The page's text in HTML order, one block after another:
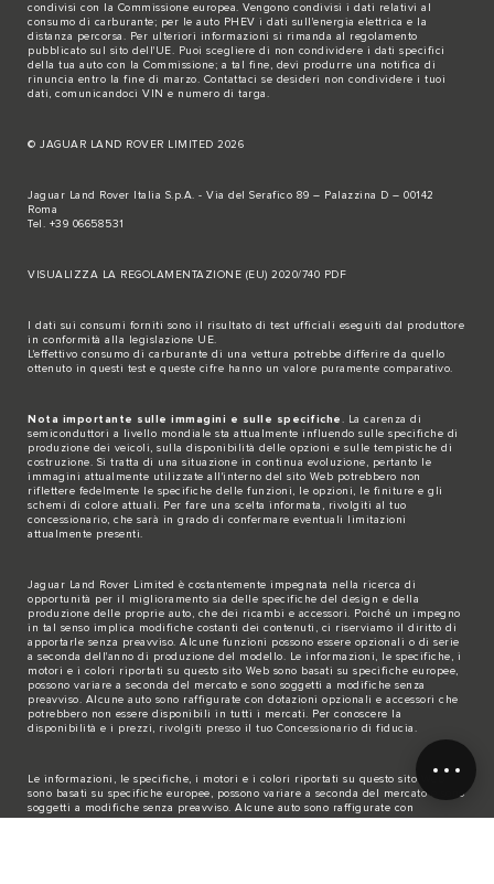
condivisi con la Commissione europea. Vengono condivisi i dati relativi al
consumo di carburante; per le auto PHEV i dati sull'energia elettrica e la
distanza percorsa. Per ulteriori informazioni si rimanda al regolamento
pubblicato sul sito dell'UE . Puoi scegliere di non condividere i dati specifici
della tua auto con la Commissione; a tal fine, devi produrre una notifica di
rinuncia entro la fine di marzo. Contattaci se desideri non condividere i tuoi
dati, comunicandoci VIN e numero di targa.
© JAGUAR LAND ROVER LIMITED 2026
Jaguar Land Rover Italia S.p.A. - Via del Serafico 89 – Palazzina D – 00142
Roma
Tel. +39 06658531
VISUALIZZA LA REGOLAMENTAZIONE (EU) 2020/740 PDF
I dati sui consumi forniti sono il risultato di test ufficiali eseguiti dal produttore
in conformità alla legislazione UE.
L'effettivo consumo di carburante di una vettura potrebbe differire da quello
ottenuto in questi test e queste cifre hanno un valore puramente comparativo.
Nota importante sulle immagini e sulle specifiche
. La carenza di
semiconduttori a livello mondiale sta attualmente influendo sulle specifiche di
produzione dei veicoli, sulla disponibilità delle opzioni e sulle tempistiche di
costruzione. Si tratta di una situazione in continua evoluzione, pertanto le
immagini attualmente utilizzate all'interno del sito Web potrebbero non
riflettere fedelmente le specifiche delle funzioni, le opzioni, le finiture e gli
schemi di colore attuali. Per fare una scelta informata, rivolgiti al tuo
concessionario, che sarà in grado di confermare eventuali limitazioni
attualmente presenti.
Jaguar Land Rover Limited è costantemente impegnata nella ricerca di
opportunità per il miglioramento sia delle specifiche del design e della
produzione delle proprie auto, che dei ricambi e accessori. Poiché un impegno
in tal senso implica modifiche costanti dei contenuti, ci riserviamo il diritto di
apportarle senza preavviso. Alcune funzioni possono essere opzionali o di serie
a seconda dell'anno di produzione del modello. Le informazioni, le specifiche, i
motori e i colori riportati su questo sito Web sono basati su specifiche europee,
possono variare a seconda del mercato e sono soggetti a modifiche senza
preavviso. Alcune auto sono raffigurate con dotazioni opzionali e accessori che
potrebbero non essere disponibili in tutti i mercati. Per conoscere la
disponibilità e i prezzi, rivolgiti presso il tuo Concessionario di fiducia.
Le informazioni, le specifiche, i motori e i colori riportati su questo sito Web
sono basati su specifiche europee, possono variare a seconda del mercato e sono
soggetti a modifiche senza preavviso. Alcune auto sono raffigurate con